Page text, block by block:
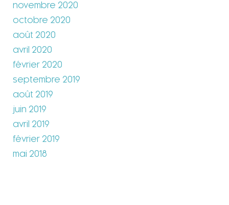
novembre 2020
octobre 2020
août 2020
avril 2020
février 2020
septembre 2019
août 2019
juin 2019
avril 2019
février 2019
mai 2018